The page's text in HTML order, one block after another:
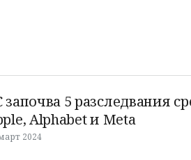
започва 5 разследвания
Alphabet и Meta
2024